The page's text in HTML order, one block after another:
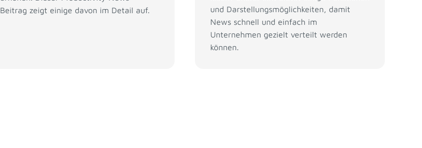
Beitrag zeigt einige davon im Detail auf.
und Darstellungsmöglichkeiten, damit
News schnell und einfach im
Unternehmen gezielt verteilt werden
können.